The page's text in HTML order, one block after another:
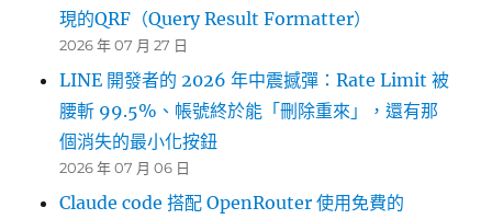
現的QRF（Query Result Formatter）
2026 年 07 月 27 日
LINE 開發者的 2026 年中震撼彈：Rate Limit 被
腰斬 99.5%、帳號終於能「刪除重來」，還有那
個消失的最小化按鈕
2026 年 07 月 06 日
Claude code 搭配 OpenRouter 使用免費的